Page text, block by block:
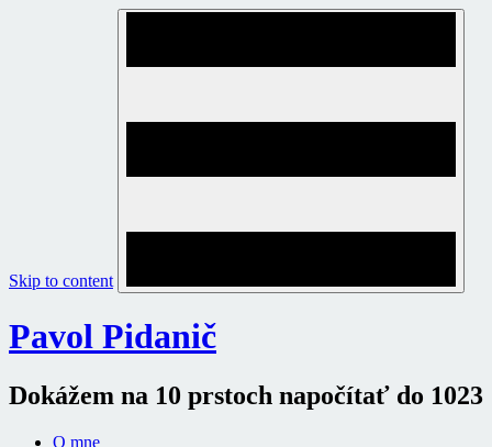
Skip to content
Pavol Pidanič
Dokážem na 10 prstoch napočítať do 1023
O mne